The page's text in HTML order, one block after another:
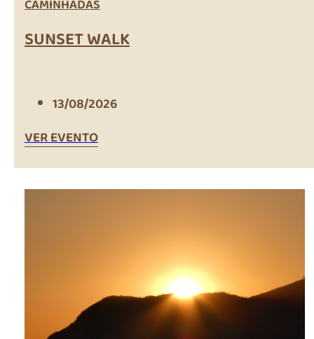
CAMINHADAS
SUNSET WALK
13/08/2026
VER EVENTO